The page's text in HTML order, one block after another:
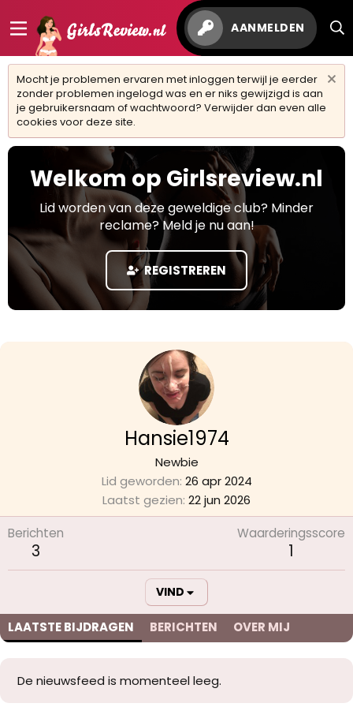
AANMELDEN
Mocht je problemen ervaren met inloggen terwijl je eerder
zonder problemen ingelogd was en er niks gewijzigd is aan
je gebruikersnaam of wachtwoord? Verwijder dan even alle
cookies voor deze site.
Welkom op Girlsreview.nl
Lid worden van deze geweldige club? Minder
reclame? Meld je nu aan!
REGISTREREN
Hansie1974
Newbie
Lid geworden 26 apr 2024
Laatst gezien 22 jun 2026
Berichten
3
Waarderingsscore
1
VIND
LAATSTE BIJDRAGEN BERICHTEN OVER MIJ
De nieuwsfeed is momenteel leeg.